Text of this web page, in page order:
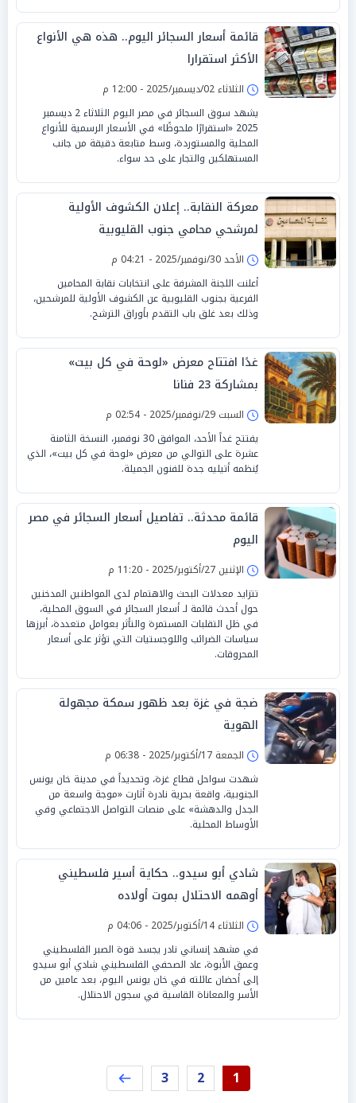
قائمة أسعار السجائر اليوم.. هذه هي الأنواع
الأكثر استقرارا
الثلاثاء 02/ديسمبر/2025 - 12:00 م
يشهد سوق السجائر في مصر اليوم الثلاثاء 2 ديسمبر
2025 «استقرارًا ملحوظًا» في الأسعار الرسمية للأنواع
المحلية والمستوردة، وسط متابعة دقيقة من جانب
المستهلكين والتجار على حد سواء.
معركة النقابة.. إعلان الكشوف الأولية
لمرشحي محامي جنوب القليوبية
الأحد 30/نوفمبر/2025 - 04:21 م
أعلنت اللجنة المشرفة على انتخابات نقابة المحامين
الفرعية بجنوب القليوبية عن الكشوف الأولية للمرشحين،
وذلك بعد غلق باب التقدم بأوراق الترشح.
غدًا افتتاح معرض «لوحة في كل بيت»
بمشاركة 23 فنانا
السبت 29/نوفمبر/2025 - 02:54 م
يفتتح غداً الأحد، الموافق 30 نوفمبر، النسخة الثامنة
عشرة على التوالي من معرض «لوحة في كل بيت»، الذي
يُنظمه أتيليه جدة للفنون الجميلة.
قائمة محدثة.. تفاصيل أسعار السجائر في مصر
اليوم
الإثنين 27/أكتوبر/2025 - 11:20 م
تتزايد معدلات البحث والاهتمام لدى المواطنين المدخنين
حول أحدث قائمة لـ أسعار السجائر في السوق المحلية،
في ظل التقلبات المستمرة والتأثر بعوامل متعددة، أبرزها
سياسات الضرائب واللوجستيات التي تؤثر على أسعار
المحروقات.
ضجة في غزة بعد ظهور سمكة مجهولة
الهوية
الجمعة 17/أكتوبر/2025 - 06:38 م
شهدت سواحل قطاع غزة، وتحديداً في مدينة خان يونس
الجنوبية، واقعة بحرية نادرة أثارت «موجة واسعة من
الجدل والدهشة» على منصات التواصل الاجتماعي وفي
الأوساط المحلية.
شادي أبو سيدو.. حكاية أسير فلسطيني
أوهمه الاحتلال بموت أولاده
الثلاثاء 14/أكتوبر/2025 - 04:06 م
في مشهد إنساني نادر يجسد قوة الصبر الفلسطيني
وعمق الأبوة، عاد الصحفي الفلسطيني شادي أبو سيدو
إلى أحضان عائلته في خان يونس اليوم، بعد عامين من
الأسر والمعاناة القاسية في سجون الاحتلال.
1
2
3